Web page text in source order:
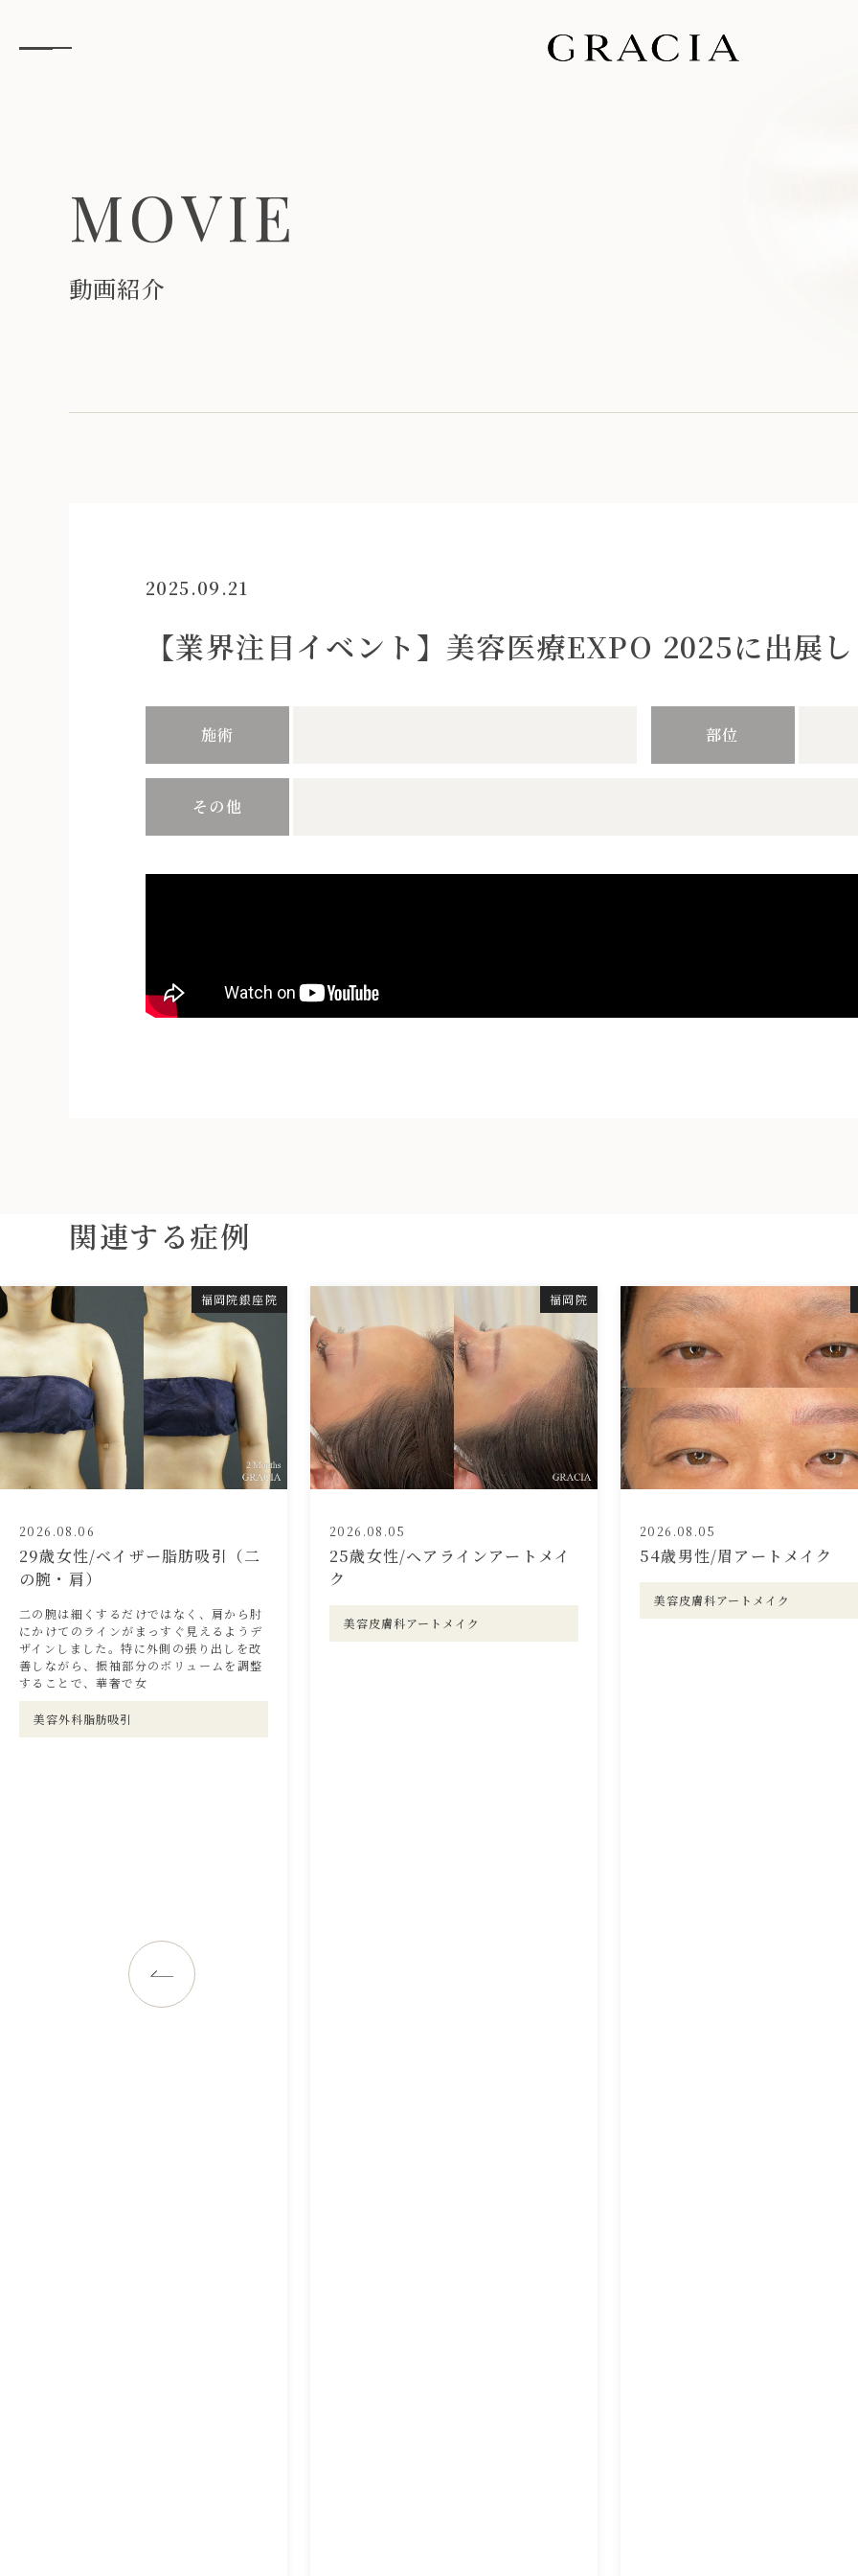
MOVIE
動画紹介
2025.09.21
【業界注目イベント】美容医療EXPO 2025に出展
施術 部位
その他
関連する症例
福岡院銀座院
2026.08.06
29歳女性/ベイザー脂肪吸引（二
の腕・肩）
二の腕は細くするだけではなく、肩から肘
にかけてのラインがまっすぐ見えるようデ
ザインしました。特に外側の張り出しを改
善しながら、振袖部分のボリュームを調整
することで、華奢で女
美容外科脂肪吸引
福岡院
2026.08.05
25歳女性/ヘアラインアートメイ
ク
美容皮膚科アートメイク
2026.08.05
54歳男性/眉アートメイク
美容皮膚科アートメイク